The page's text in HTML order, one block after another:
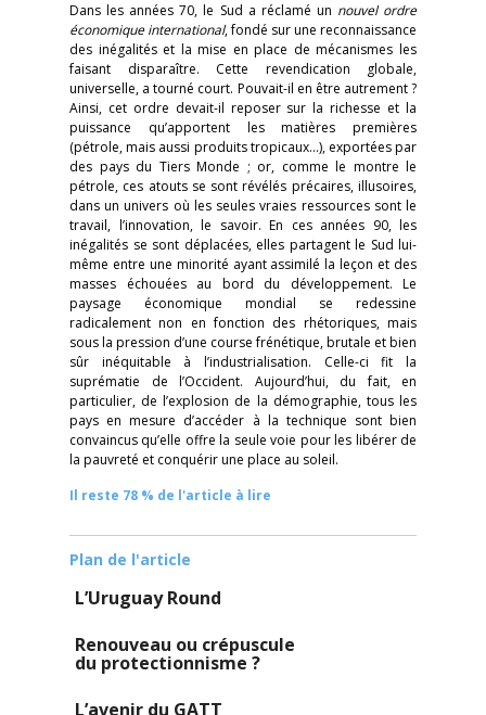
Dans les années 70, le Sud a réclamé un nouvel ordre
économique international, fondé sur une reconnaissance
des inégalités et la mise en place de mécanismes les
faisant disparaître. Cette revendication globale,
universelle, a tourné court. Pouvait-il en être autrement ?
Ainsi, cet ordre devait-il reposer sur la richesse et la
puissance qu’apportent les matières premières
(pétrole, mais aussi produits tropicaux…), exportées par
des pays du Tiers Monde ; or, comme le montre le
pétrole, ces atouts se sont révélés précaires, illusoires,
dans un univers où les seules vraies ressources sont le
travail, l’innovation, le savoir. En ces années 90, les
inégalités se sont déplacées, elles partagent le Sud lui-
même entre une minorité ayant assimilé la leçon et des
masses échouées au bord du développement. Le
paysage économique mondial se redessine
radicalement non en fonction des rhétoriques, mais
sous la pression d’une course frénétique, brutale et bien
sûr inéquitable à l’industrialisation. Celle-ci fit la
suprématie de l’Occident. Aujourd’hui, du fait, en
particulier, de l’explosion de la démographie, tous les
pays en mesure d’accéder à la technique sont bien
convaincus qu’elle offre la seule voie pour les libérer de
la pauvreté et conquérir une place au soleil.
Il reste 78 % de l'article à lire
Plan de l'article
L’Uruguay Round
Renouveau ou crépuscule
du protectionnisme ?
L’avenir du GATT